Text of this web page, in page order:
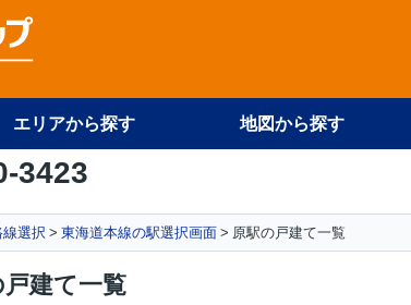
エリアから探す 地図から探す
3423
線選択 東海道本線の駅選択画面 原駅の戸建て一覧
建て一覧